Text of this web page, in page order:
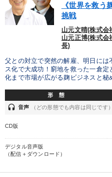
組織・採用・スキル 【12月
最新技術・トレンド
目的別
後継者に聞かせたい 財務・
リーダーの魅力向上 社長の
《世界を救う
挑戦
山元文晴(株式
山元正博(株式
長)
父との対立で突然の解雇、明日に
ス化で大成功！窮地を救った一倉
化まで市場が広がる麹ビジネスと秘
形 態
headset 音声 （どの形態でも内容は同じです）
CD版
デジタル音声版
（配信＋ダウンロード）